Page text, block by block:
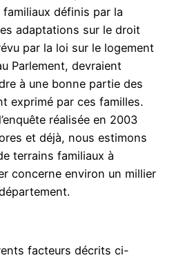
définis par la
adaptations sur le droit
par la loi sur le logement
Parlement, devraient
à une bonne partie des
exprimé par ces familles.
réalisée en 2003
et déjà, nous estimons
terrains familiaux à
concerne environ un millier
facteurs décrits ci-